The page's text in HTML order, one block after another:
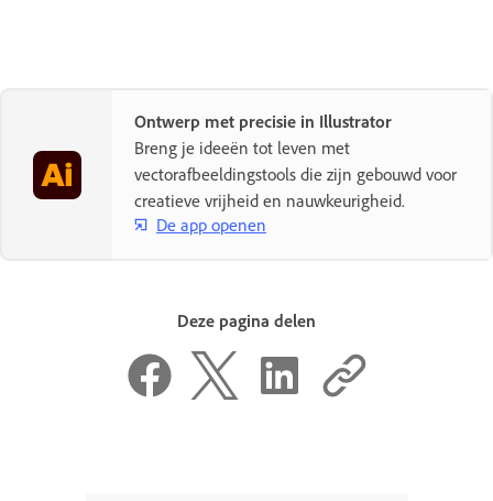
Ontwerp met precisie in Illustrator
Breng je ideeën tot leven met
vectorafbeeldingstools die zijn gebouwd voor
creatieve vrijheid en nauwkeurigheid.
De app openen
Deze pagina delen